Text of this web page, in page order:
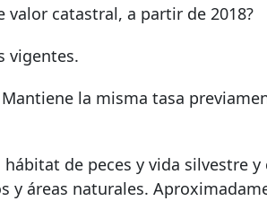
valor catastral, a partir de 2018?
vigentes.
la misma tasa
de peces y vida silvestre y
y áreas naturales.